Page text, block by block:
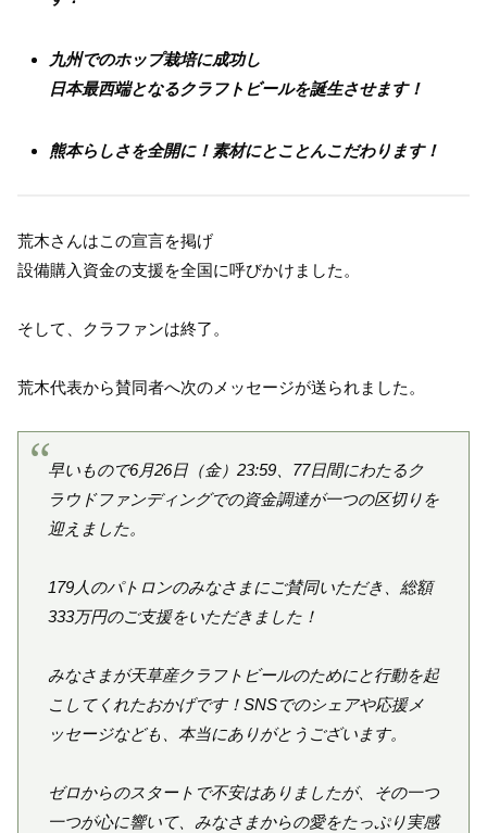
九州でのホップ栽培に成功し
日本最西端となるクラフトビールを誕生させます！
熊本らしさを全開に！素材にとことんこだわります！
荒木さんはこの宣言を掲げ
設備購入資金の支援を全国に呼びかけました。
そして、クラファンは終了。
荒木代表から賛同者へ次のメッセージが送られました。
早いもので6月26日（金）23:59、77日間にわたるク
ラウドファンディングでの資金調達が一つの区切りを
迎えました。
179人のパトロンのみなさまにご賛同いただき、総額
333万円のご支援をいただきました！
みなさまが天草産クラフトビールのためにと行動を起
こしてくれたおかげです！SNSでのシェアや応援メ
ッセージなども、本当にありがとうございます。
ゼロからのスタートで不安はありましたが、その一つ
一つが心に響いて、みなさまからの愛をたっぷり実感